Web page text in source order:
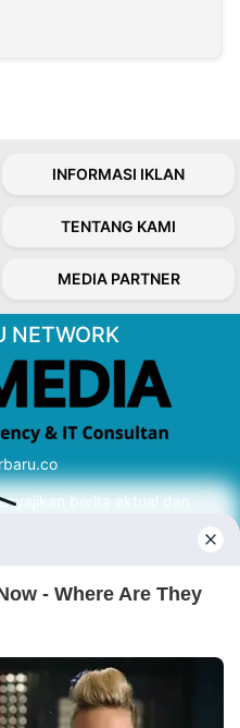
INFORMASI IKLAN
TENTANG KAMI
MEDIA PARTNER
NETWORK
berita aktual dan
dari sumber yang tepat.